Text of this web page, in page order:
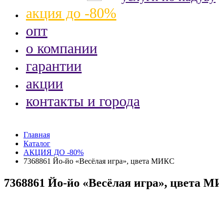
акция до -80%
опт
о компании
гарантии
акции
контакты и города
Главная
Каталог
АКЦИЯ ДО -80%
7368861 Йо-йо «Весёлая игра», цвета МИКС
7368861 Йо-йо «Весёлая игра», цвета